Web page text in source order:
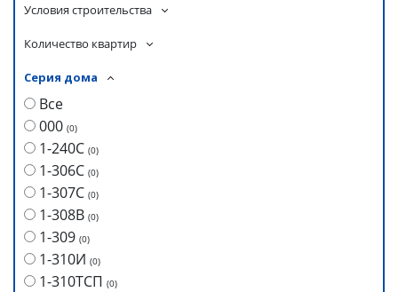
Условия строительства
Количество квартир
Серия дома
Все
000 (0)
1-240С (0)
1-306С (0)
1-307С (0)
1-308В (0)
1-309 (0)
1-310И (0)
1-310ТСП (0)